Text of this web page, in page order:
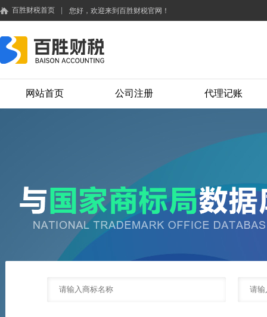
百胜财税首页 您好，欢迎来到百胜财税官网！
网站首页 公司注册 代理记账